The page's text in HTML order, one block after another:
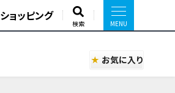
ショッピング
検索
お気に入り